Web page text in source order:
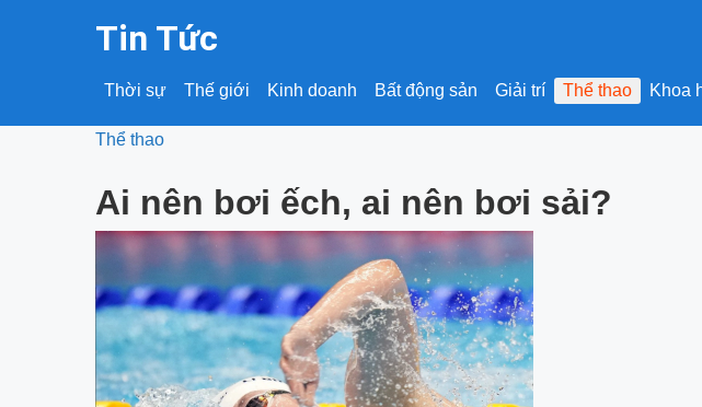
Tin Tức
Thời sự Thế giới Kinh doanh Bất động sản Giải trí Thể thao Khoa
Thể thao
Ai nên bơi ếch, ai nên bơi sải?